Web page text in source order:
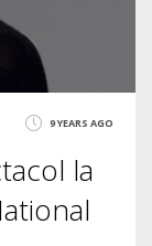
9 YEARS AGO
la